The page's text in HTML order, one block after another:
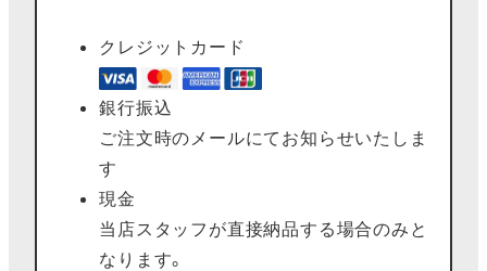
クレジットカード
銀行振込
ご注文時のメールにてお知らせいたしま
す
現金
当店スタッフが直接納品する場合のみと
なります。